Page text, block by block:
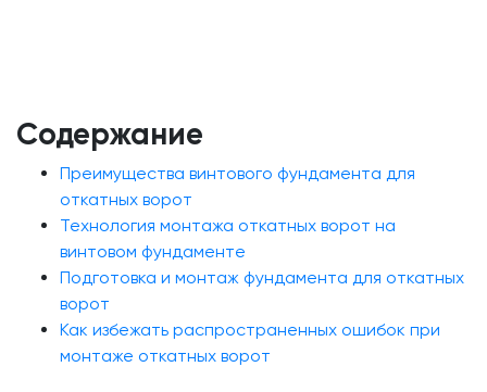
Содержание
Преимущества винтового фундамента для
откатных ворот
Технология монтажа откатных ворот на
винтовом фундаменте
Подготовка и монтаж фундамента для откатных
ворот
Как избежать распространенных ошибок при
монтаже откатных ворот